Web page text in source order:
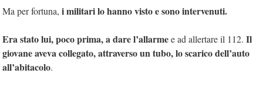
Ma per fortuna, i militari lo hanno visto e sono intervenuti.
Era stato lui, poco prima, a dare l’allarmee ad allertare il 112. Il
giovane aveva collegato, attraverso un tubo, lo scarico dell’auto
all’abitacolo.